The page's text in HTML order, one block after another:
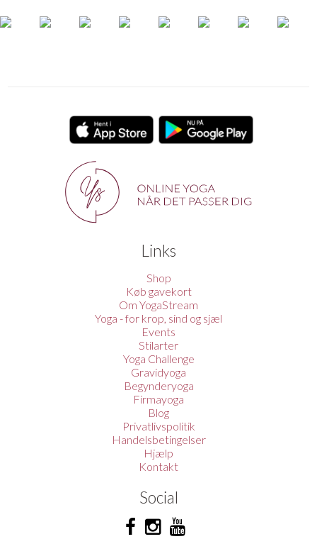
Links
Shop
Køb gavekort
Om YogaStream
Yoga - for krop, sind og sjæl
Events
Stilarter
Yoga Challenge
Gravidyoga
Begynderyoga
Firmayoga
Blog
Privatlivspolitik
Handelsbetingelser
Hjælp
Kontakt
Social